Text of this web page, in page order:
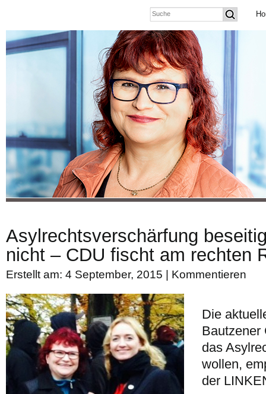
Asylrechtsverschärfung
nicht – CDU fischt am rechten
Erstellt am: 4 September, 2015 | Kommentieren
Die
Bautzener
das
wollen,
der